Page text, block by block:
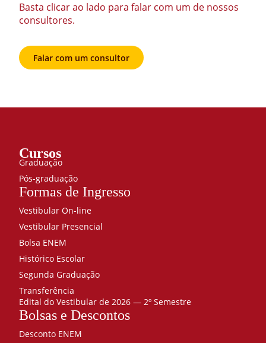
Basta clicar ao lado para falar com um de nossos
consultores.
Falar com um consultor
Cursos
Graduação
Pós-graduação
Formas de Ingresso
Vestibular On-line
Vestibular Presencial
Bolsa ENEM
Histórico Escolar
Segunda Graduação
Transferência
Edital do Vestibular de 2026 — 2º Semestre
Bolsas e Descontos
Desconto ENEM